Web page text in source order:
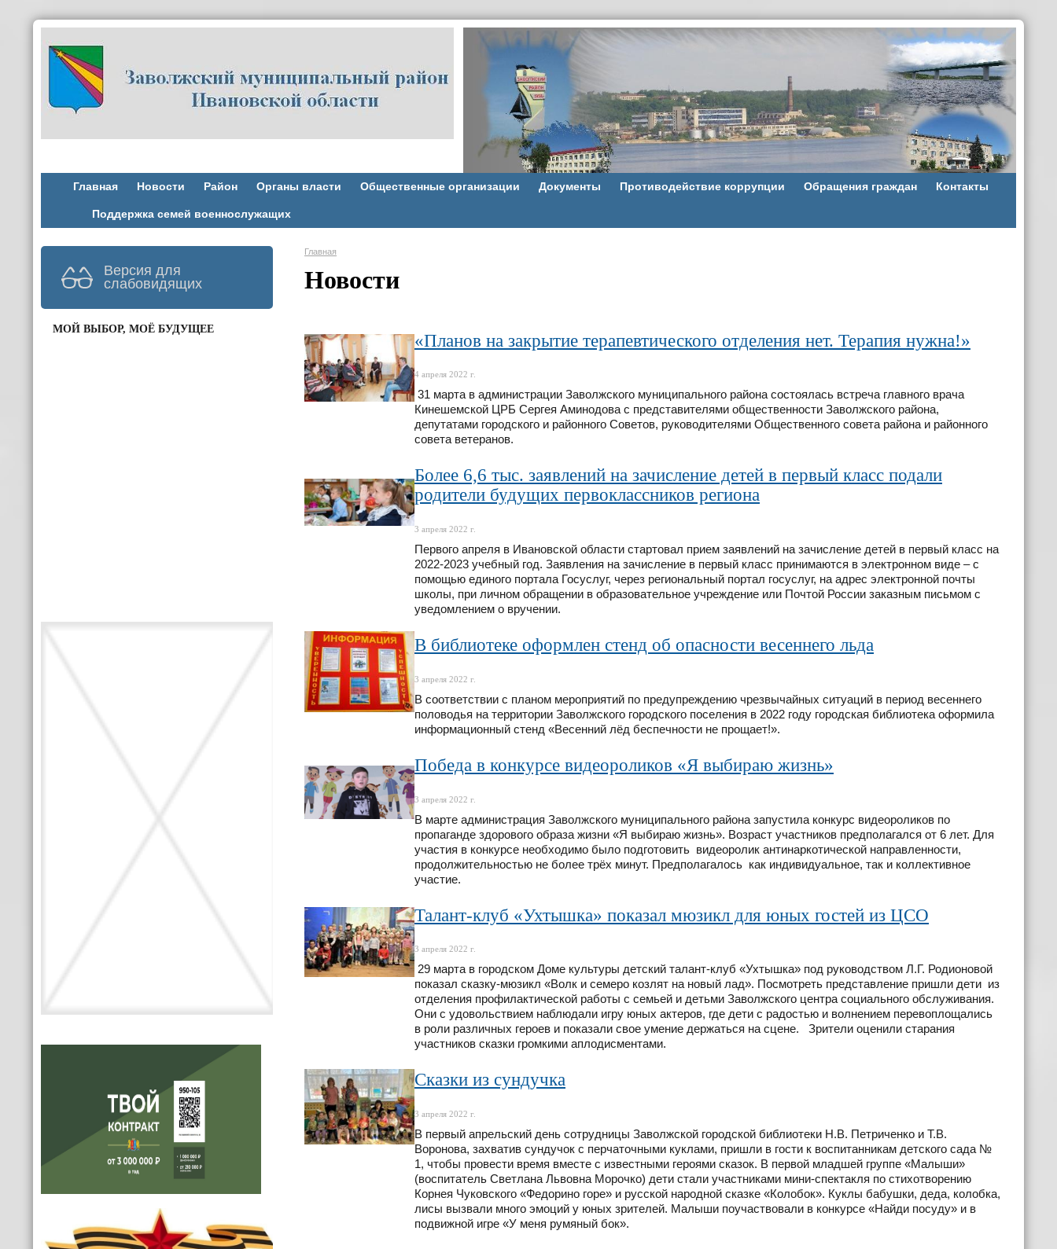
Главная Новости Район Органы власти Общественные организации Документы Противодействие коррупции Обращения граждан Контакты
Поддержка семей военнослужащих
Версия для
слабовидящих
МОЙ ВЫБОР, МОЁ БУДУЩЕЕ
Главная
Новости
«Планов на закрытие терапевтического отделения нет. Терапия нужна!»
4 апреля 2022 г.
31 марта в администрации Заволжского муниципального района состоялась встреча главного врача
Кинешемской ЦРБ Сергея Аминодова с представителями общественности Заволжского района,
депутатами городского и районного Советов, руководителями Общественного совета района и районного
совета ветеранов.
Более 6,6 тыс. заявлений на зачисление детей в первый класс подали
родители будущих первоклассников региона
3 апреля 2022 г.
Первого апреля в Ивановской области стартовал прием заявлений на зачисление детей в первый класс на
2022-2023 учебный год. Заявления на зачисление в первый класс принимаются в электронном виде – с
помощью единого портала Госуслуг, через региональный портал госуслуг, на адрес электронной почты
школы, при личном обращении в образовательное учреждение или Почтой России заказным письмом с
уведомлением о вручении.
В библиотеке оформлен стенд об опасности весеннего льда
3 апреля 2022 г.
В соответствии с планом мероприятий по предупреждению чрезвычайных ситуаций в период весеннего
половодья на территории Заволжского городского поселения в 2022 году городская библиотека оформила
информационный стенд «Весенний лёд беспечности не прощает!».
Победа в конкурсе видеороликов «Я выбираю жизнь»
3 апреля 2022 г.
В марте администрация Заволжского муниципального района запустила конкурс видеороликов по
пропаганде здорового образа жизни «Я выбираю жизнь». Возраст участников предполагался от 6 лет. Для
участия в конкурсе необходимо было подготовить видеоролик антинаркотической направленности,
продолжительностью не более трёх минут. Предполагалось как индивидуальное, так и коллективное
участие.
Талант-клуб «Ухтышка» показал мюзикл для юных гостей из ЦСО
3 апреля 2022 г.
29 марта в городском Доме культуры детский талант-клуб «Ухтышка» под руководством Л.Г. Родионовой
показал сказку-мюзикл «Волк и семеро козлят на новый лад». Посмотреть представление пришли дети из
отделения профилактической работы с семьей и детьми Заволжского центра социального обслуживания.
Они с удовольствием наблюдали игру юных актеров, где дети с радостью и волнением перевоплощались
в роли различных героев и показали свое умение держаться на сцене. Зрители оценили старания
участников сказки громкими аплодисментами.
Cказки из сундучка
3 апреля 2022 г.
В первый апрельский день сотрудницы Заволжской городской библиотеки Н.В. Петриченко и Т.В.
Воронова, захватив сундучок с перчаточными куклами, пришли в гости к воспитанникам детского сада №
1, чтобы провести время вместе с известными героями сказок. В первой младшей группе «Малыши»
(воспитатель Светлана Львовна Морочко) дети стали участниками мини-спектакля по стихотворению
Корнея Чуковского «Федорино горе» и русской народной сказке «Колобок». Куклы бабушки, деда, колобка,
лисы вызвали много эмоций у юных зрителей. Малыши поучаствовали в конкурсе «Найди посуду» и в
подвижной игре «У меня румяный бок».